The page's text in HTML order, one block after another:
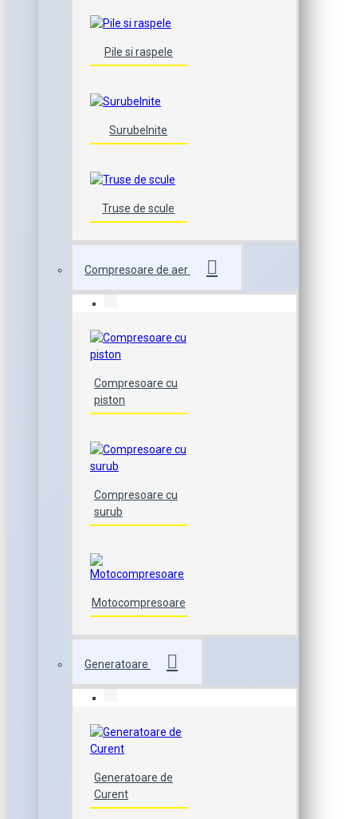
Pile si raspele
Surubelnite
Truse de scule
Compresoare de aer
Compresoare cu
piston
Compresoare cu
surub
Motocompresoare
Generatoare
Generatoare de
Curent